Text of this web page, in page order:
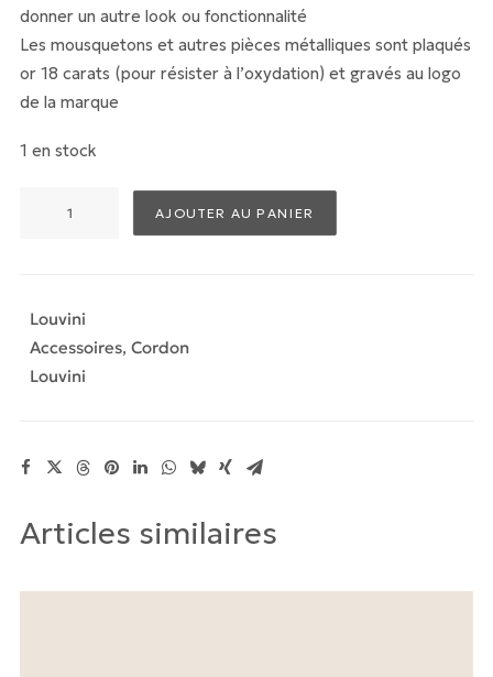
donner un autre look ou fonctionnalité
Les mousquetons et autres pièces métalliques sont plaqués
or 18 carats (pour résister à l’oxydation) et gravés au logo
de la marque
1 en stock
Multicolore
Noir-
AJOUTER AU PANIER
Louvini
Accessoires, Cordon
Louvini
Articles similaires